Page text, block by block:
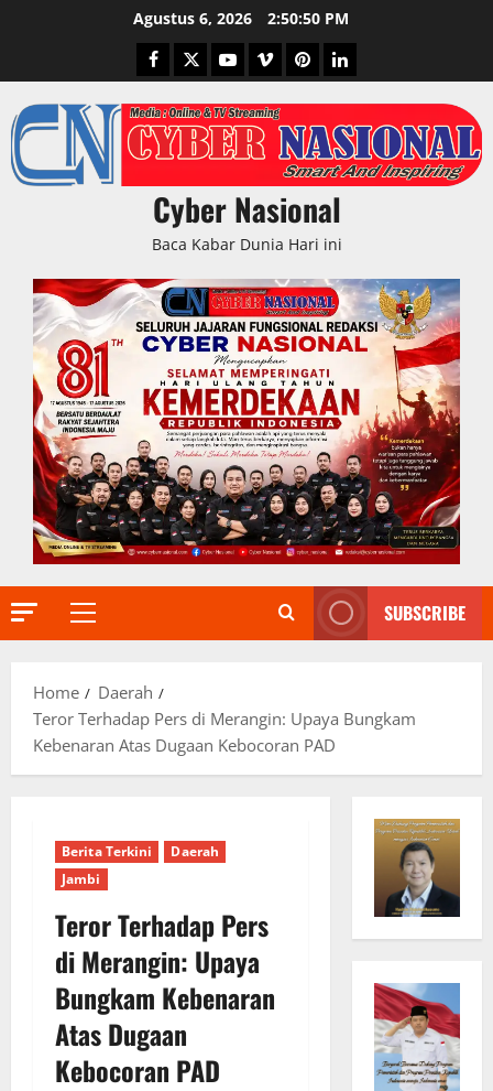
Agustus 6, 2026 2:50:51 PM
Facebook
TwitterYoutubeVimeoPinterestLinkedIn
Cyber Nasional
Baca Kabar Dunia Hari ini
Primary
SUBSCRIBE
Home
Daerah
Teror Terhadap Pers di Merangin: Upaya Bungkam
Kebenaran Atas Dugaan Kebocoran PAD
Berita Terkini
Daerah
Jambi
Teror Terhadap Pers
di Merangin: Upaya
Bungkam Kebenaran
Atas Dugaan
Kebocoran PAD